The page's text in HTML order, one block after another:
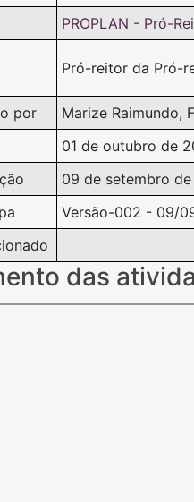
PROPLAN - Pró-
Pró-reitor da Pró-
por
Marize Raimundo,
01 de outubro de
09 de setembro
Versão-002 - 09/
das